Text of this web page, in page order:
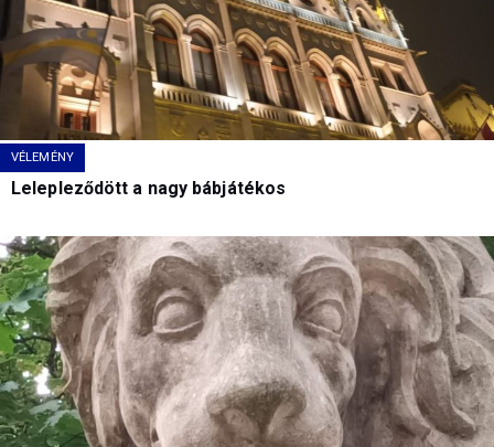
VÉLEMÉNY
Lelepleződött a nagy bábjátékos